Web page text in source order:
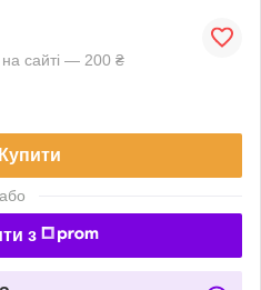
сайті — 200 ₴
Купити
або
з